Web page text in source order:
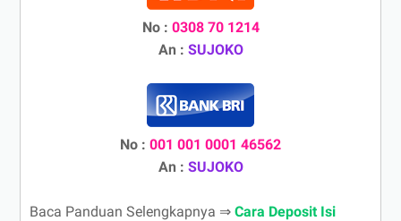
No : 0308 70 1214
An : SUJOKO
No : 001 001 0001 46562
An : SUJOKO
Baca Panduan Selengkapnya ⇒ Cara Deposit Isi